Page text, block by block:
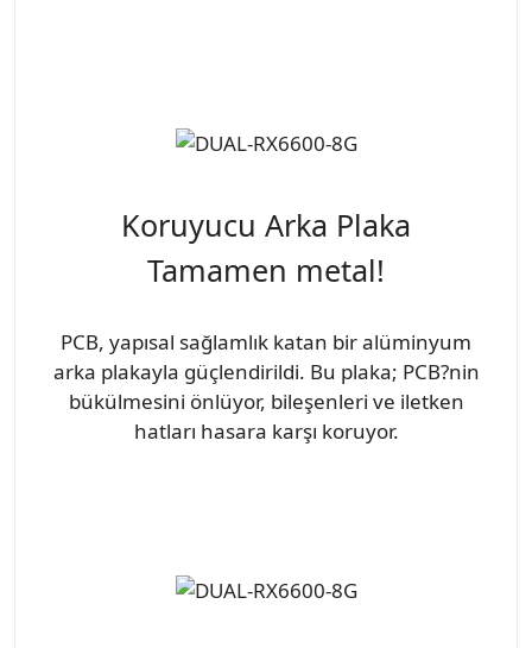
Koruyucu Arka Plaka
Tamamen metal!
PCB, yapısal sağlamlık katan bir alüminyum
arka plakayla güçlendirildi. Bu plaka; PCB?nin
bükülmesini önlüyor, bileşenleri ve iletken
hatları hasara karşı koruyor.